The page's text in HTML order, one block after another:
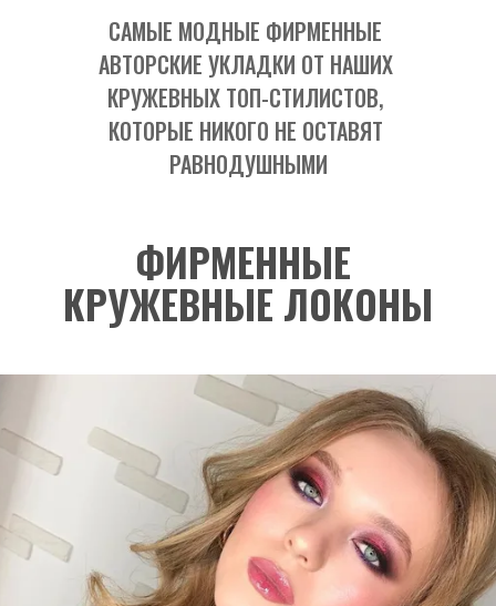
САМЫЕ МОДНЫЕ ФИРМЕННЫЕ
АВТОРСКИЕ УКЛАДКИ ОТ НАШИХ
КРУЖЕВНЫХ ТОП-СТИЛИСТОВ,
КОТОРЫЕ НИКОГО НЕ ОСТАВЯТ
РАВНОДУШНЫМИ
ФИРМЕННЫЕ
КРУЖЕВНЫЕ ЛОКОНЫ